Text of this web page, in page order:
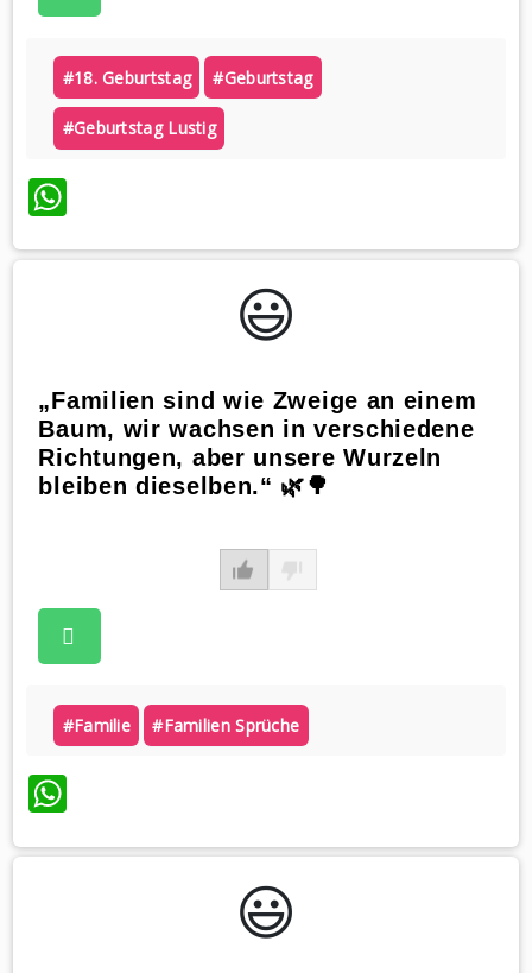
#18. Geburtstag #geburtstag
#geburtstag Lustig
WhatsApp
😃️
„Familien sind wie Zweige an einem
Baum, wir wachsen in verschiedene
Richtungen, aber unsere Wurzeln
bleiben dieselben.“ 🌿🌳
#familie #familien Sprüche
WhatsApp
😃️